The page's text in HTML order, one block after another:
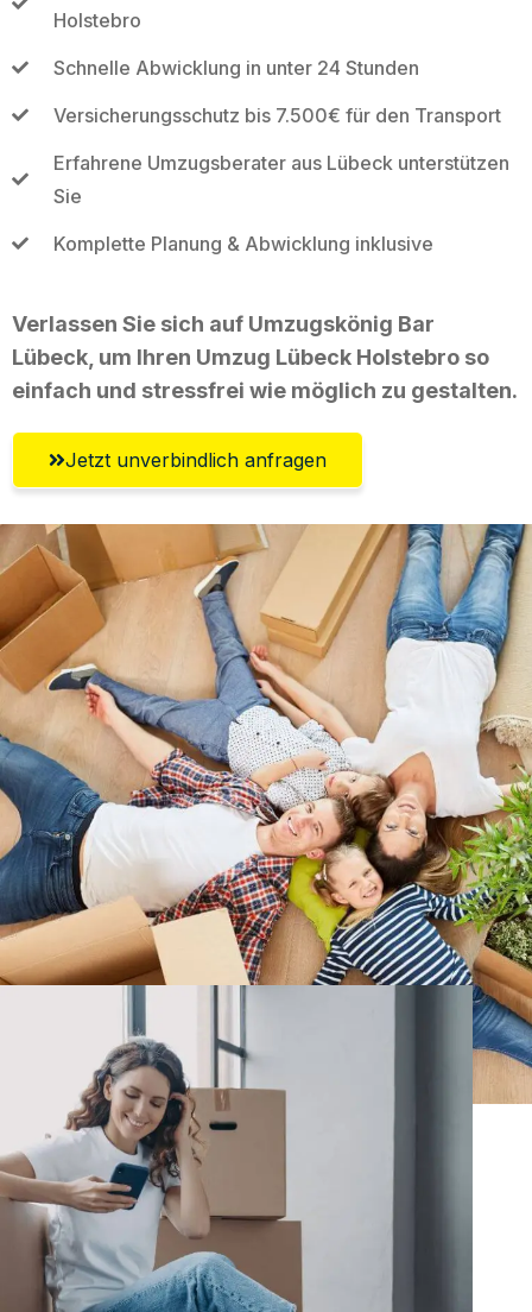
Holstebro
Schnelle Abwicklung in unter 24 Stunden
Versicherungsschutz bis 7.500€ für den Transport
Erfahrene Umzugsberater aus Lübeck unterstützen
Sie
Komplette Planung & Abwicklung inklusive
Verlassen Sie sich auf Umzugskönig Bar
Lübeck, um Ihren Umzug Lübeck Holstebro so
einfach und stressfrei wie möglich zu gestalten.
Jetzt unverbindlich anfragen